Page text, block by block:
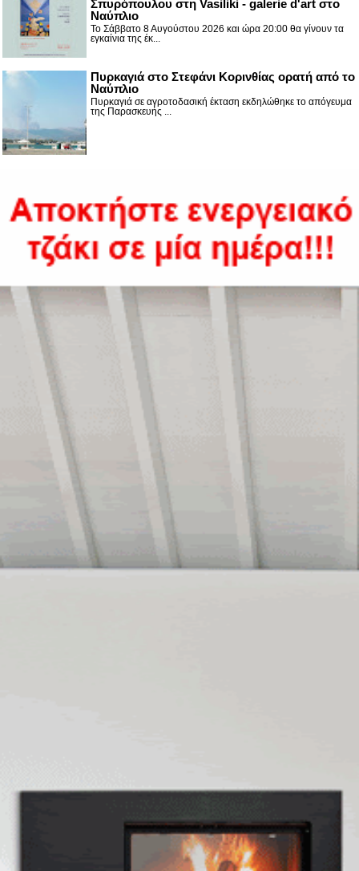
Σπυρόπουλου στη Vasiliki - galerie d'art στο
Ναύπλιο
Το Σάββατο 8 Αυγούστου 2026 και ώρα 20:00 θα γίνουν τα
εγκαίνια της έκ...
Πυρκαγιά στο Στεφάνι Κορινθίας ορατή από το
Ναύπλιο
Πυρκαγιά σε αγροτοδασική έκταση εκδηλώθηκε το απόγευμα
της Παρασκευής ...